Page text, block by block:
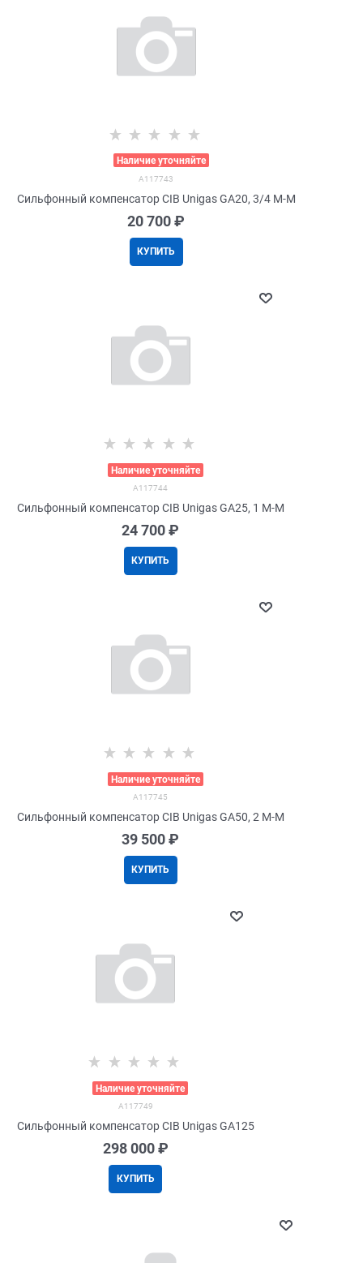
Наличие уточняйте
A117743
Сильфонный компенсатор CIB Unigas GA20, 3/4 M-M
20 700 ₽
КУПИТЬ
Наличие уточняйте
A117744
Сильфонный компенсатор CIB Unigas GA25, 1 M-M
24 700 ₽
КУПИТЬ
Наличие уточняйте
A117745
Сильфонный компенсатор CIB Unigas GA50, 2 M-M
39 500 ₽
КУПИТЬ
Наличие уточняйте
A117749
Сильфонный компенсатор CIB Unigas GA125
298 000 ₽
КУПИТЬ